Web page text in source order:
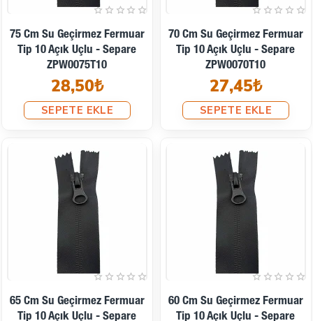
75 Cm Su Geçirmez Fermuar
Tip 10 Açık Uçlu - Separe
ZPW0075T10
28,50₺
SEPETE EKLE
70 Cm Su Geçirmez Fermuar
Tip 10 Açık Uçlu - Separe
ZPW0070T10
27,45₺
SEPETE EKLE
65 Cm Su Geçirmez Fermuar
Tip 10 Açık Uçlu - Separe
60 Cm Su Geçirmez Fermuar
Tip 10 Açık Uçlu - Separe